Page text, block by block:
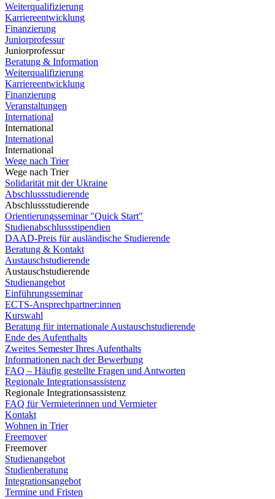
Weiterqualifizierung
Karriereentwicklung
Finanzierung
Juniorprofessur
Juniorprofessur
Beratung & Information
Weiterqualifizierung
Karriereentwicklung
Finanzierung
Veranstaltungen
International
International
International
International
Wege nach Trier
Wege nach Trier
Solidarität mit der Ukraine
Abschlussstudierende
Abschlussstudierende
Orientierungsseminar "Quick Start"
Studienabschlussstipendien
DAAD-Preis für ausländische Studierende
Beratung & Kontakt
Austauschstudierende
Austauschstudierende
Studienangebot
Einführungsseminar
ECTS-Ansprechpartner:innen
Kurswahl
Beratung für internationale Austauschstudierende
Ende des Aufenthalts
Zweites Semester Ihres Aufenthalts
Informationen nach der Bewerbung
FAQ – Häufig gestellte Fragen und Antworten
Regionale Integrationsassistenz
Regionale Integrationsassistenz
FAQ für Vermieterinnen und Vermieter
Kontakt
Wohnen in Trier
Freemover
Freemover
Studienangebot
Studienberatung
Integrationsangebot
Termine und Fristen